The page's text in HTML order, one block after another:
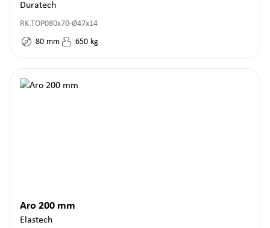
Duratech
RK.TOP080x70-Ø47x14
80 mm 650 kg
Aro 200 mm
Elastech